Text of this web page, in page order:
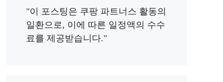
"이 포스팅은 쿠팡 파트너스 활동의
일환으로, 이에 따른 일정액의 수수
료를 제공받습니다."